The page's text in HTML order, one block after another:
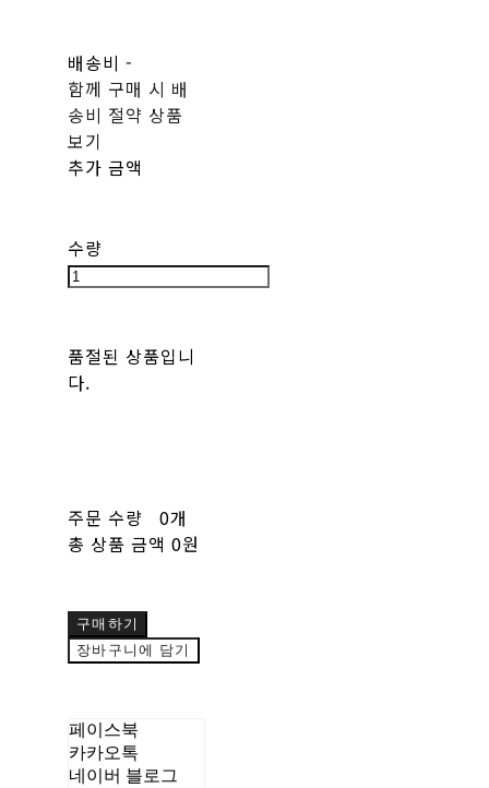
배송비 -
함께 구매 시 배
송비 절약 상품
보기
추가 금액
수량
품절된 상품입니
다.
주문 수량
0개
총 상품 금액 0원
구매하기
장바구니에 담기
페이스북
카카오톡
네이버 블로그